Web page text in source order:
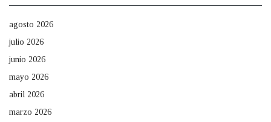
agosto 2026
julio 2026
junio 2026
mayo 2026
abril 2026
marzo 2026